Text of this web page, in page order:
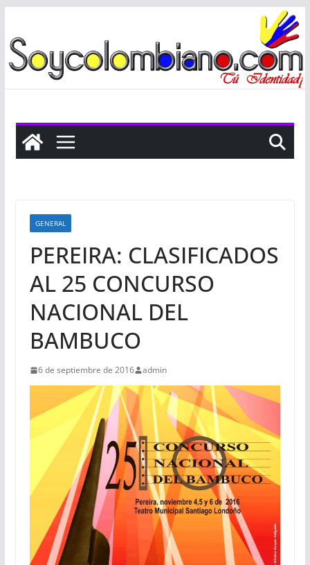
al
contenido
GENERAL
PEREIRA: CLASIFICADOS
AL 25 CONCURSO
NACIONAL DEL
BAMBUCO
6 de septiembre de 2016 admin